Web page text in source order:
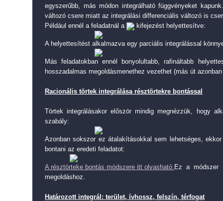
egyszerűbb, más módon integrálható függvényeket
változó csere miatt az integrálási differenciális változó is
Például ennél a feladatnál a
kifejezést helyettesítve:
A helyettesítést alkalmazva egy parciális integrálással
Más feladatokban ennél bonyolultabb, rafináltabb
hosszadalmas megoldásmenethez vezethet (más út
Racionális törtek integrálása résztörtekre bontással
Törtek integrálásakor először mindig megnézzük, hogy
szabály:
Azonban sokszor ez átalakításokkal sem lehetséges,
bontani az eredeti feladatot:
A résztörteke bontás módszere itt olvasható. Ez a módszer
megoldáshoz.
Határozott integrál: terület, ívhossz, felszín, térfogat